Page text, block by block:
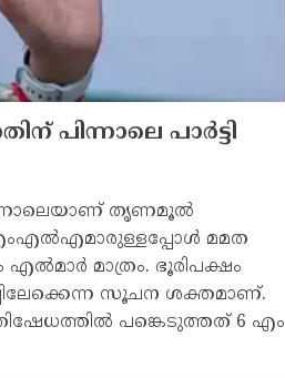
പിന്നാലെ പാര്‍ട്ടി
തൃണമൂല്‍
മമത
മാത്രം. ഭൂരിപക്ഷം
സൂചന ശക്തമാണ്.
പങ്കെടുത്തത് 6 എം